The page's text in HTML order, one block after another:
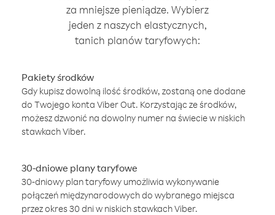
za mniejsze pieniądze. Wybierz
jeden z naszych elastycznych,
tanich planów taryfowych:
Pakiety środków
Gdy kupisz dowolną ilość środków, zostaną one dodane
do Twojego konta Viber Out. Korzystając ze środków,
możesz dzwonić na dowolny numer na świecie w niskich
stawkach Viber.
30-dniowe plany taryfowe
30-dniowy plan taryfowy umożliwia wykonywanie
połączeń międzynarodowych do wybranego miejsca
przez okres 30 dni w niskich stawkach Viber.